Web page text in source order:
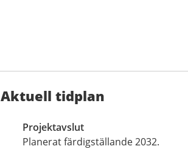
Aktuell tidplan
Projektavslut
Planerat färdigställande 2032.